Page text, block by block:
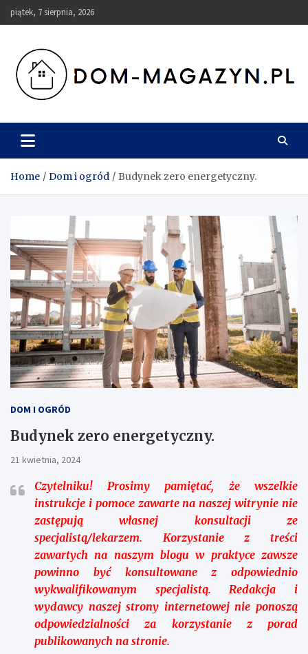
Skip
to
piątek, 7 sierpnia, 2026
Dom-Magazyn.pl
Home Dom i ogród Budynek zero energetyczny.
DOM I OGRÓD
Budynek zero energetyczny.
21 kwietnia, 2024
Czytelniku!Prosimy pamiętać, że wszelkie
instrukcje i pomoce zawarte na naszej witrynie nie
zastępują własnej konsultacji ze
specjalistą/lekarzem. Korzystanie z treści
zawartych na naszym blogu w praktyce zawsze
powinno być konsultowane z odpowiednio
wykwalifikowanym specjalistą. Redakcja i
wydawcy naszej strony internetowej nie ponoszą
odpowiedzialności za korzystanie z porad
publikowanych na stronie.